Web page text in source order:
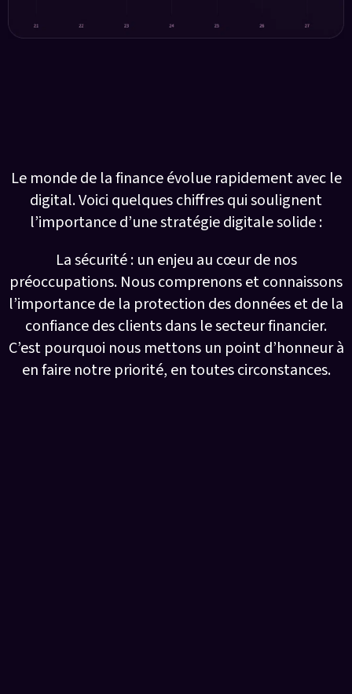
Le monde de la finance évolue rapidement avec le
digital. Voici quelques chiffres qui soulignent
l’importance d’une stratégie digitale solide :
La sécurité : un enjeu au cœur de nos
préoccupations. Nous comprenons et connaissons
l’importance de la protection des données et de la
confiance des clients dans le secteur financier.
C’est pourquoi nous mettons un point d’honneur à
en faire notre priorité, en toutes circonstances.